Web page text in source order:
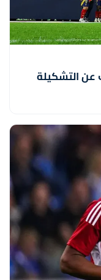
عن التشكيلة